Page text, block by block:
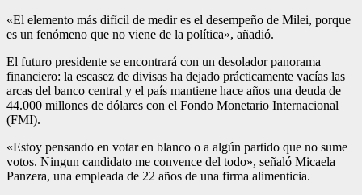
«El elemento más difícil de medir es el desempeño de Milei, porque
es un fenómeno que no viene de la política», añadió.
El futuro presidente se encontrará con un desolador panorama
financiero: la escasez de divisas ha dejado prácticamente vacías las
arcas del banco central y el país mantiene hace años una deuda de
44.000 millones de dólares con el Fondo Monetario Internacional
(FMI).
«Estoy pensando en votar en blanco o a algún partido que no sume
votos. Ningun candidato me convence del todo», señaló Micaela
Panzera, una empleada de 22 años de una firma alimenticia.